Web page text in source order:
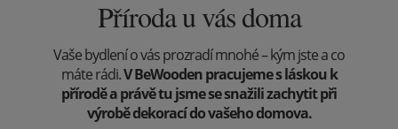
Příroda u vás doma
Vaše bydlení o vás prozradí mnohé – kým jste a co
máte rádi.V BeWooden pracujeme s láskou k
přírodě a právě tu jsme se snažili zachytit při
výrobě dekorací do vašeho domova.